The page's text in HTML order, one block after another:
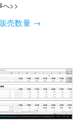
へ>>
売数量 →